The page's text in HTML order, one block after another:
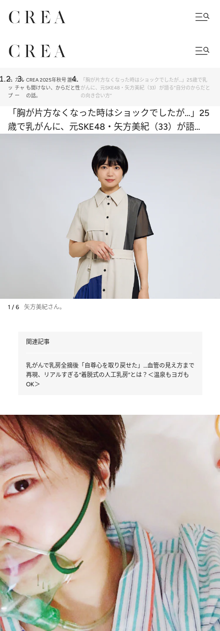
ト
ッ
プ
カル
チャ
ー
CREA 2025年秋号 誰に
も聞けない、からだと性
の話。
「胸が片方なくなった時はショックでしたが…」25歳で乳
がんに、元SKE48・矢方美紀（33）が語る“自分のからだと
の向き合い方”
「胸が片方なくなった時はショックでしたが…」25
歳で乳がんに、元SKE48・矢方美紀（33）が語
1 / 6 矢方美紀さん。
関連記事
乳がんで乳房全摘後「自尊心を取り戻せた」…血管の見え方まで
再現、リアルすぎる“着脱式の人工乳房”とは？＜温泉もヨガも
OK＞